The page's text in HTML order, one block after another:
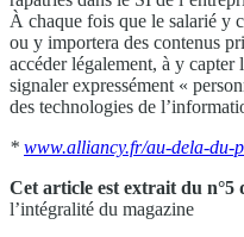
À chaque fois que le salarié y
ou y importera des contenus
accéder légalement, à y capter
signaler expressément «
des technologies de
* www.alliancy.fr/au-dela-du-
Cet article est extrait du n°5
l’intégralité du magazine